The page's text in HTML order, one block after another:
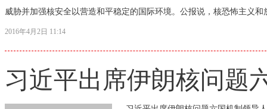
威胁并加强核安全以营造和平稳定的国际环境。公报说，核恐怖主义
2016年4月2日 11:14
习近平出席伊朗核问题